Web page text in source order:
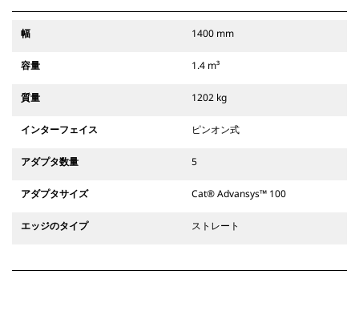
Catピングラバカプラは、311～352
の履帯式油圧ショベルとすべてのホ
だけます。 溝掘り幅のカプラもご用
CW専用カプラシステムに対応のアタ
カプラヒンジが使用されています。
ステムを備え、アタッチメントを保
CW専用カプラは、すべての履帯式お
用いただけます。
幅 1400 mm
容量 1.4 m³
質量 1202 kg
インターフェイス ピンオン式
アダプタ数量 5
アダプタサイズ Cat® Advansys™ 100
エッジのタイプ ストレート